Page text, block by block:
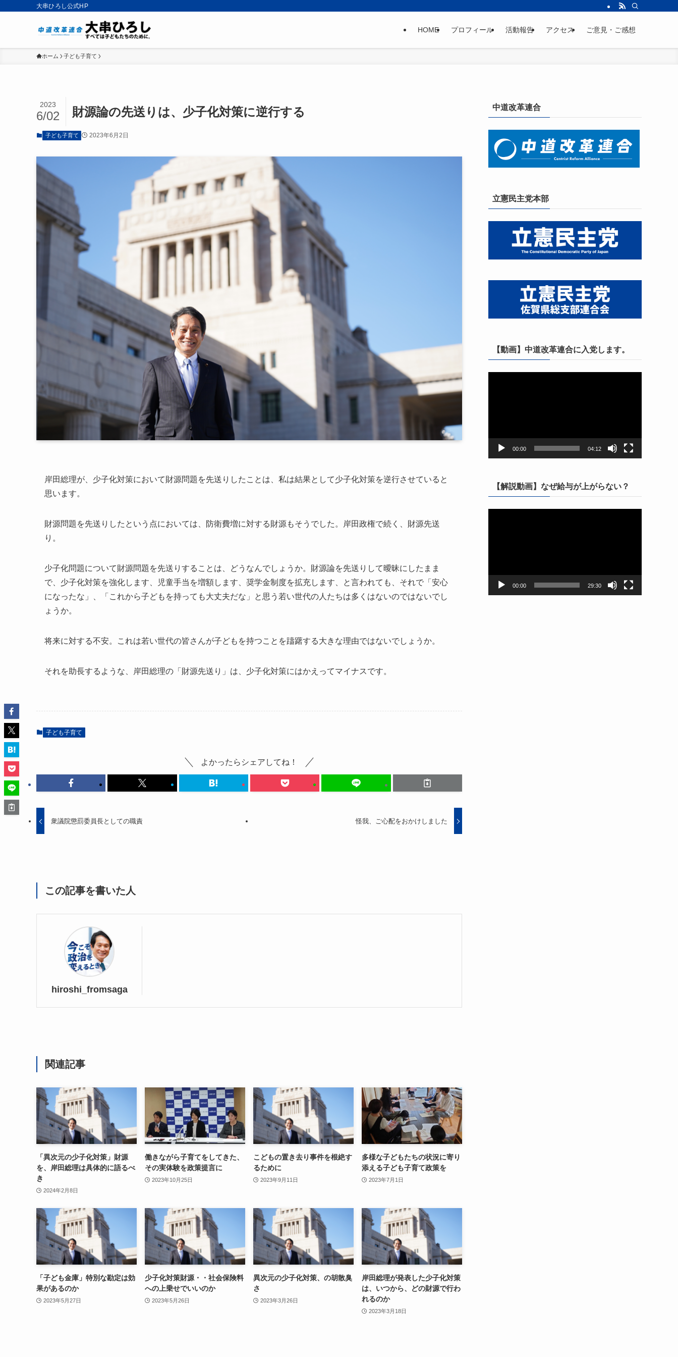
大串ひろし公式HP
HOME プロフィール 活動報告 アクセス ご意見・ご感想
ホーム 子ども子育て
財源論の先送りは、少子化対策に逆行する
2023
6/02
子ども子育て 2023年6月2日
岸田総理が、少子化対策において財源問題を先送りしたことは、私は結果として少子化対策を逆行させていると
思います。
財源問題を先送りしたという点においては、防衛費増に対する財源もそうでした。岸田政権で続く、財源先送
り。
少子化問題について財源問題を先送りすることは、どうなんでしょうか。財源論を先送りして曖昧にしたまま
で、少子化対策を強化します、児童手当を増額します、奨学金制度を拡充します、と言われても、それで「安心
になったな」、「これから子どもを持っても大丈夫だな」と思う若い世代の人たちは多くはないのではないでし
ょうか。
将来に対する不安。これは若い世代の皆さんが子どもを持つことを躊躇する大きな理由ではないでしょうか。
それを助長するような、岸田総理の「財源先送り」は、少子化対策にはかえってマイナスです。
子ども子育て
よかったらシェアしてね！
衆議院懲罰委員長としての職責 怪我、ご心配をおかけしました
この記事を書いた人
hiroshi_fromsaga
関連記事
「異次元の少子化対策」財源
を、岸田総理は具体的に語るべ
き
2024年2月8日
働きながら子育てをしてきた、
その実体験を政策提言に
2023年10月25日
こどもの置き去り事件を根絶す
るために
2023年9月11日
多様な子どもたちの状況に寄り
添える子ども子育て政策を
2023年7月1日
「子ども金庫」特別な勘定は効
果があるのか
2023年5月27日
少子化対策財源・・社会保険料
への上乗せでいいのか
2023年5月26日
異次元の少子化対策、の胡散臭
さ
2023年3月26日
岸田総理が発表した少子化対策
は、いつから、どの財源で行わ
れるのか
2023年3月18日
中道改革連合
立憲民主党本部
【動画】中道改革連合に入党します。
00:00 04:12
【解説動画】なぜ給与が上がらない？
00:00 29:30